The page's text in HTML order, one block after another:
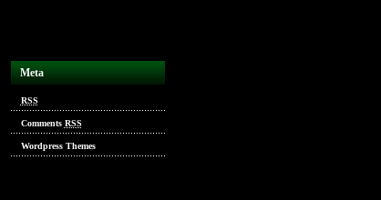
Meta
RSS
Comments RSS
Wordpress Themes